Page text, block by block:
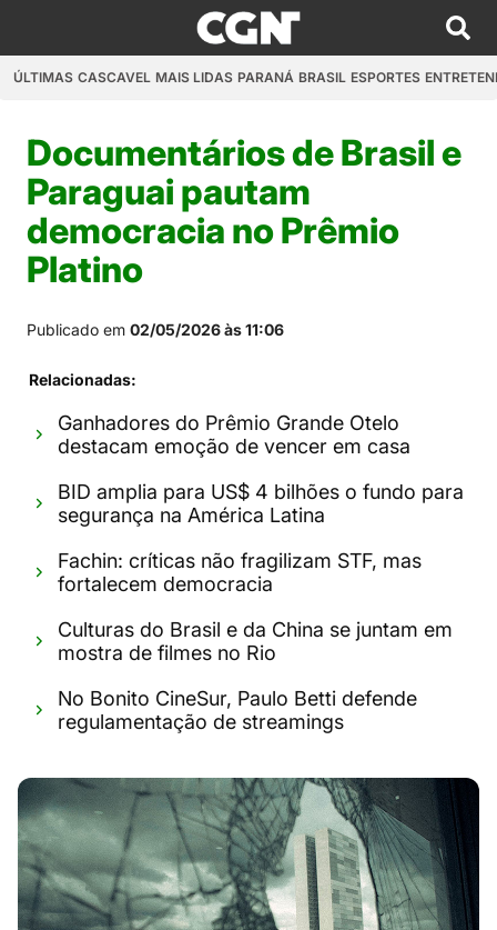
ÚLTIMAS CASCAVEL MAIS LIDAS PARANÁ BRASIL ESPORTES
Documentários de Brasil e
Paraguai pautam
democracia no Prêmio
Platino
Publicado em 02/05/2026 às 11:06
Relacionadas:
Ganhadores do Prêmio Grande Otelo
destacam emoção de vencer em casa
BID amplia para US$ 4 bilhões o fundo para
segurança na América Latina
Fachin: críticas não fragilizam STF, mas
fortalecem democracia
Culturas do Brasil e da China se juntam em
mostra de filmes no Rio
No Bonito CineSur, Paulo Betti defende
regulamentação de streamings